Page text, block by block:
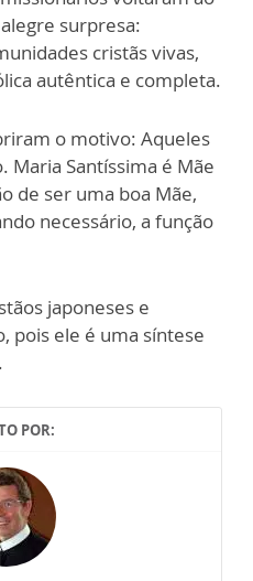
surpresa:
cristãs vivas,
autêntica e completa.
o motivo: Aqueles
Maria Santíssima é Mãe
de ser uma boa Mãe,
necessário, a função
japoneses e
pois ele é uma síntese
POR: